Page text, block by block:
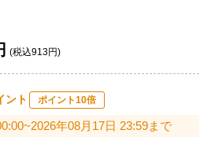
(税込913円)
ント ポイント10倍
年08月17日 23:59まで